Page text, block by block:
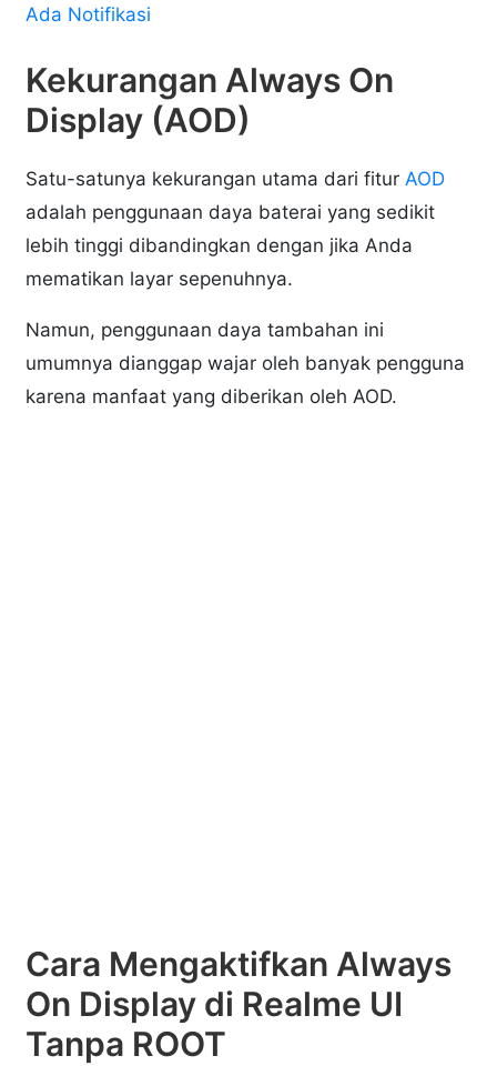
Ada Notifikasi
Kekurangan Always On
Display (AOD)
Satu-satunya kekurangan utama dari fiturAOD
adalah penggunaan daya baterai yang sedikit
lebih tinggi dibandingkan dengan jika Anda
mematikan layar sepenuhnya.
Namun, penggunaan daya tambahan ini
umumnya dianggap wajar oleh banyak pengguna
karena manfaat yang diberikan oleh AOD.
Cara Mengaktifkan Always
On Display di Realme UI
Tanpa ROOT